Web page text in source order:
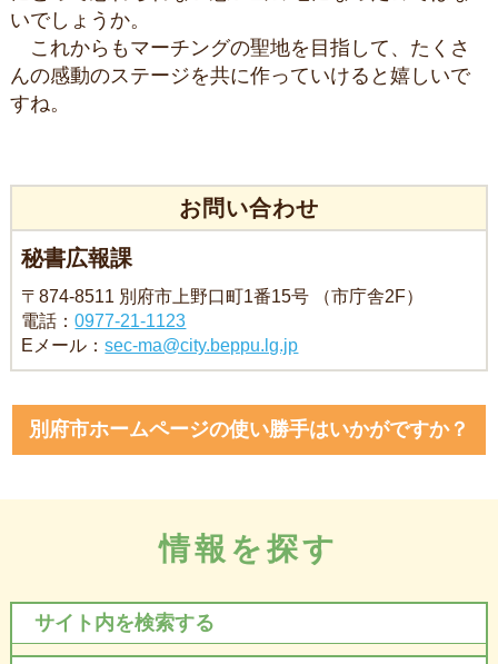
いでしょうか。
これからもマーチングの聖地を目指して、たくさ
んの感動のステージを共に作っていけると嬉しいで
すね。
お問い合わせ
秘書広報課
〒874-8511 別府市上野口町1番15号 （市庁舎2F）
電話：0977-21-1123
Eメール：sec-ma@city.beppu.lg.jp
別府市ホームページの使い勝手はいかがですか？
情報を探す
サイト内を検索する